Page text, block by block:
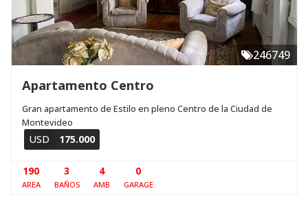
246749
Apartamento Centro
Gran apartamento de Estilo en pleno Centro de la Ciudad de
Montevideo
USD 175.000
190
AREA
3
BAÑOS
4
AMB
0
GARAGE